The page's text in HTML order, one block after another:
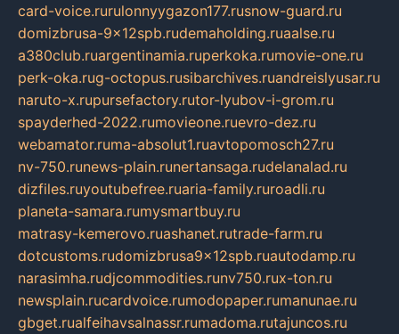
card-voice.rurulonnyygazon177.rusnow-guard.ru
domizbrusa-9x12spb.rudemaholding.ruaalse.ru
a380club.ruargentinamia.ruperkoka.rumovie-one.ru
perk-oka.rug-octopus.rusibarchives.ruandreislyusar.ru
naruto-x.rupursefactory.rutor-lyubov-i-grom.ru
spayderhed-2022.rumovieone.ruevro-dez.ru
webamator.ruma-absolut1.ruavtopomosch27.ru
nv-750.runews-plain.runertansaga.rudelanalad.ru
dizfiles.ruyoutubefree.ruaria-family.ruroadli.ru
planeta-samara.rumysmartbuy.ru
matrasy-kemerovo.ruashanet.rutrade-farm.ru
dotcustoms.rudomizbrusa9x12spb.ruautodamp.ru
narasimha.rudjcommodities.runv750.rux-ton.ru
newsplain.rucardvoice.rumodopaper.rumanunae.ru
gbget.rualfeihavsalnassr.rumadoma.rutajuncos.ru